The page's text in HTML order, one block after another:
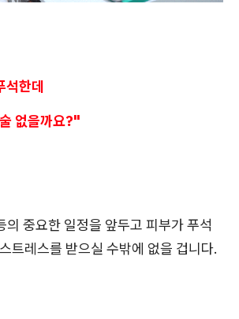
석한데
없을까요?"
의 중요한 일정을 앞두고 피부가 푸석
트레스를 받으실 수밖에 없을 겁니다.